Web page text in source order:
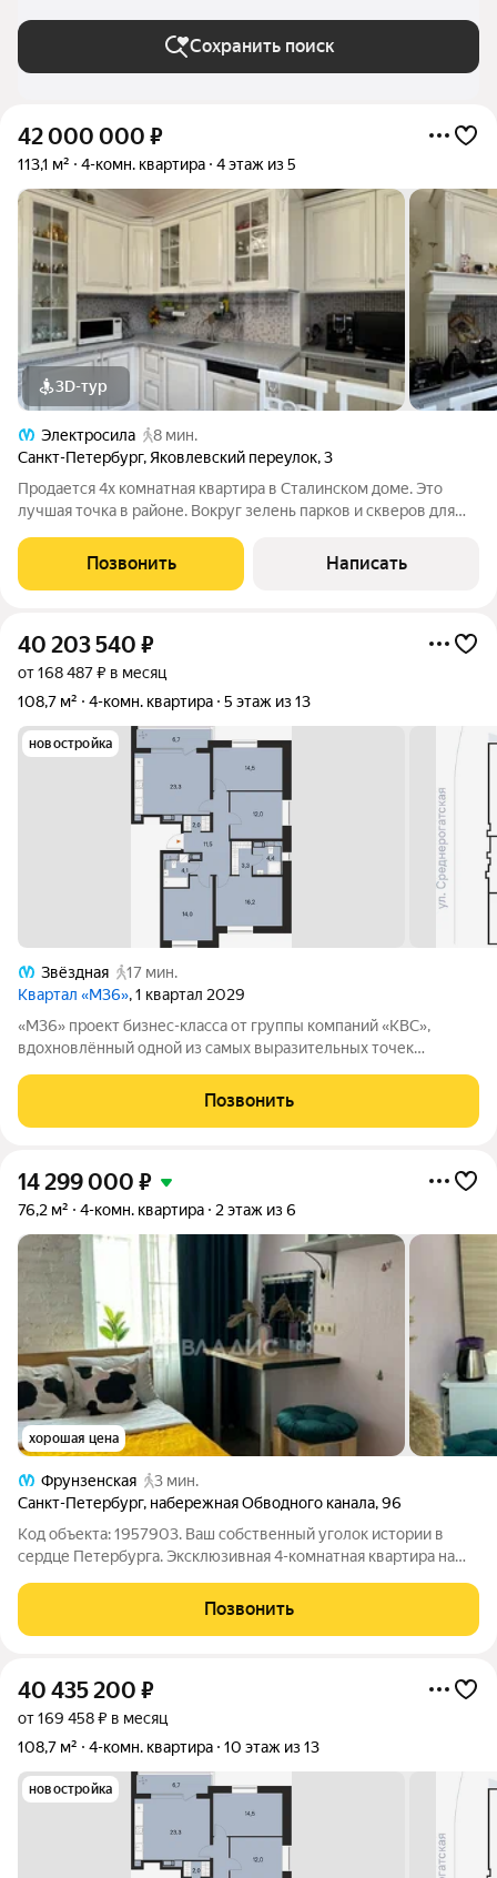
Санкт-Петербурге и ЛО
Сохранить поиск
42 000 000 ₽
113,1 м² 4-комн. квартира 4 этаж из 5
3D-тур
Электросила
8 мин.
Санкт-Петербург, Яковлевский переулок,3
Продается 4х комнатная квартира в Сталинском доме. Это
лучшая точка в районе. Вокруг зелень парков и скверов для
престижные школы и сады, крупные торговые сети и
маленькие уютные кофейни. Всё,
Позвонить Написать
40 203 540 ₽
от 168 487 ₽ в месяц
108,7 м²
4-комн. квартира 5 этаж из 13
новостройка
Звёздная
17 мин.
Квартал «М36», 1 квартал 2029
«М36» проект бизнес-класса от группы компаний «КВС»,
вдохновлённый одной из самых выразительных точек
Возничего. В астрономии этот объект символизирует порядок,
точность и уверенность в движении. В
Позвонить
14 299 000 ₽
76,2 м² 4-комн. квартира 2 этаж из 6
хорошая цена
Фрунзенская
3 мин.
Санкт-Петербург, набережная Обводного канала,96
Код объекта: 1957903. Ваш собственный уголок истории в
сердце Петербурга. Эксклюзивная 4-комнатная квартира на
Представляем уникальный шанс стать владельцем просторной
четырёхкомнатной квартиры в
Позвонить
40 435 200 ₽
от 169 458 ₽ в месяц
108,7 м²
4-комн. квартира 10 этаж из 13
новостройка